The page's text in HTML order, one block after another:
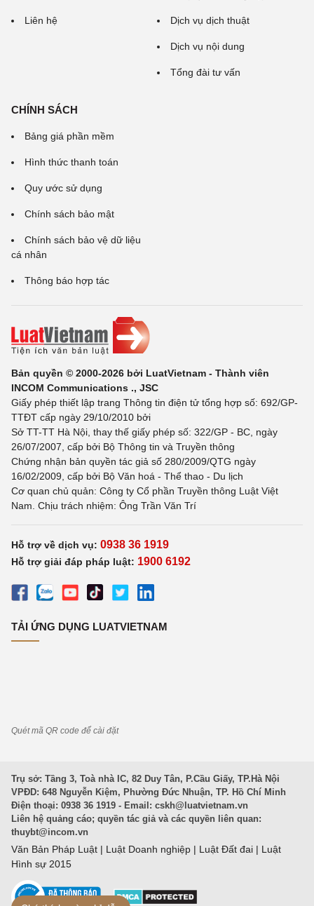
Liên hệ Dịch vụ dịch thuật
Dịch vụ nội dung
Tổng đài tư vấn
CHÍNH SÁCH
Bảng giá phần mềm
Hình thức thanh toán
Quy ước sử dụng
Chính sách bảo mật
Chính sách bảo vệ dữ liệu
cá nhân
Thông báo hợp tác
Bản quyền © 2000-2026 bởi LuatVietnam - Thành viên
INCOM Communications ., JSC
Giấy phép thiết lập trang Thông tin điện tử tổng hợp số: 692/GP-
TTĐT cấp ngày 29/10/2010 bởi
Sở TT-TT Hà Nội, thay thế giấy phép số: 322/GP - BC, ngày
26/07/2007, cấp bởi Bộ Thông tin và Truyền thông
Chứng nhận bản quyền tác giả số 280/2009/QTG ngày
16/02/2009, cấp bởi Bộ Văn hoá - Thể thao - Du lịch
Cơ quan chủ quản: Công ty Cổ phần Truyền thông Luật Việt
Nam. Chịu trách nhiệm: Ông Trần Văn Trí
Hỗ trợ về dịch vụ: 0938 36 1919
Hỗ trợ giải đáp pháp luật: 1900 6192
TẢI ỨNG DỤNG LUATVIETNAM
Quét mã QR code để cài đặt
Trụ sở: Tầng 3, Toà nhà IC, 82 Duy Tân, P.Cầu Giấy, TP.Hà Nội
VPĐD: 648 Nguyễn Kiệm, Phường Đức Nhuận, TP. Hồ Chí Minh
Điện thoại: 0938 36 1919 - Email: cskh@luatvietnam.vn
Liên hệ quảng cáo; quyền tác giả và các quyền liên quan:
thuybt@incom.vn
Văn Bản Pháp Luật | Luật Doanh nghiệp | Luật Đất đai | Luật
Hình sự 2015